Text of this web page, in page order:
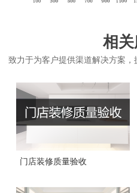
相
致力于为客户提供渠道解决方案
门店装修质量验收